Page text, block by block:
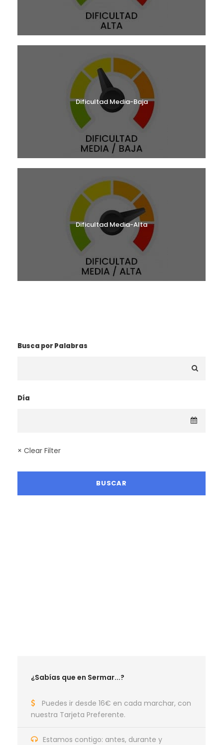
Dificultad Media-Baja
Dificultad Media-Alta
Busca por Palabras
Día
× Clear Filter
¿Sabías que en Sermar...?
Puedes ir desde 16€ en cada marchar, con
nuestra Tarjeta Preferente.
Estamos contigo: antes, durante y